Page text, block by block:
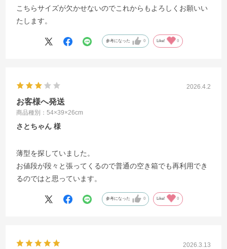
こちらサイズが欠かせないのでこれからもよろしくお願いい
たします。
参考になった 0 Like! 0
2026.4.2
お客様へ発送
商品種別：54×39×26cm
さとちゃん
薄型を探していました。
お値段が段々と張ってくるので普通の空き箱でも再利用でき
るのではと思っています。
参考になった 0 Like! 0
2026.3.13